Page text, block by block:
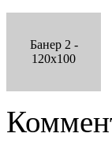
Банер 2 -
120x100